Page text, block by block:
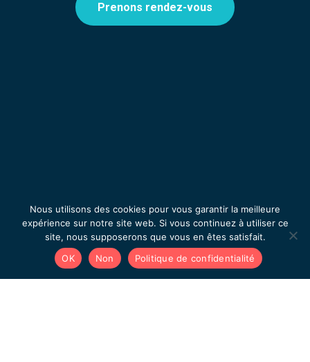
Prenons rendez-vous
Nous utilisons des cookies pour vous garantir la meilleure
expérience sur notre site web. Si vous continuez à utiliser ce
site, nous supposerons que vous en êtes satisfait.
OK
Non Politique de confidentialité